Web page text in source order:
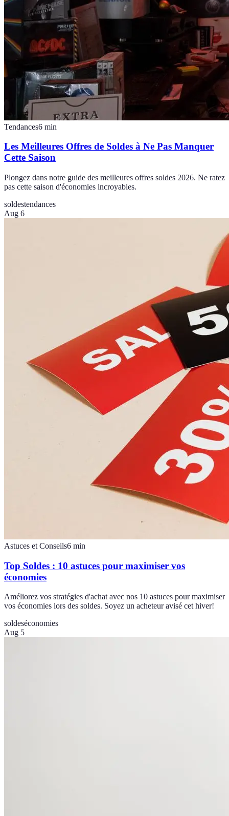
Tendances6 min
Les Meilleures Offres de Soldes à Ne Pas Manquer
Cette Saison
Plongez dans notre guide des meilleures offres soldes 2026. Ne ratez
pas cette saison d'économies incroyables.
soldestendances
Aug 6
Astuces et Conseils6 min
Top Soldes : 10 astuces pour maximiser vos
économies
Améliorez vos stratégies d'achat avec nos 10 astuces pour maximiser
vos économies lors des soldes. Soyez un acheteur avisé cet hiver!
soldeséconomies
Aug 5